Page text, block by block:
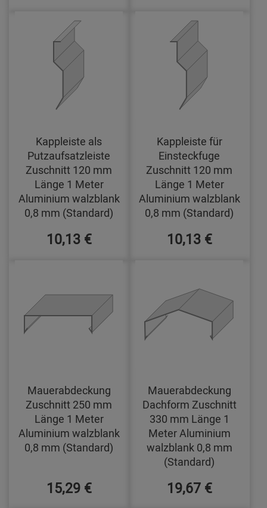
Kappleiste als
Putzaufsatzleiste
Zuschnitt 120 mm
Länge 1 Meter
Aluminium walzblank
0,8 mm (Standard)
10,13 €
Kappleiste für
Einsteckfuge
Zuschnitt 120 mm
Länge 1 Meter
Aluminium walzblank
0,8 mm (Standard)
10,13 €
Mauerabdeckung
Zuschnitt 250 mm
Länge 1 Meter
Aluminium walzblank
0,8 mm (Standard)
15,29 €
Mauerabdeckung
Dachform Zuschnitt
330 mm Länge 1
Meter Aluminium
walzblank 0,8 mm
(Standard)
19,67 €